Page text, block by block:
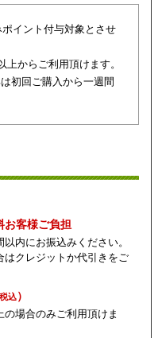
イント付与対象とさせ
上からご利用頂けます。
初回ご購入から一週間
お客様ご負担
内にお振込みください。
クレジットか代引きをご
税込）
場合のみご利用頂けま